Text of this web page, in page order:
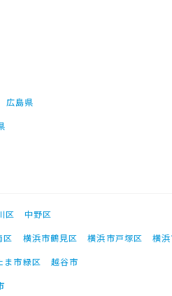
広島県
区
中野区
区 横浜市鶴見区 横浜市戸塚区
横
ま市緑区
越谷市